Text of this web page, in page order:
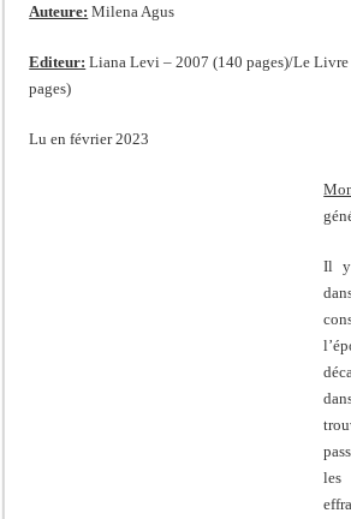
Auteure: Milena Agus
Editeur: Liana Levi – 2007 (140 pages)/Le Livre
pages)
Lu en février 2023
Il y
les